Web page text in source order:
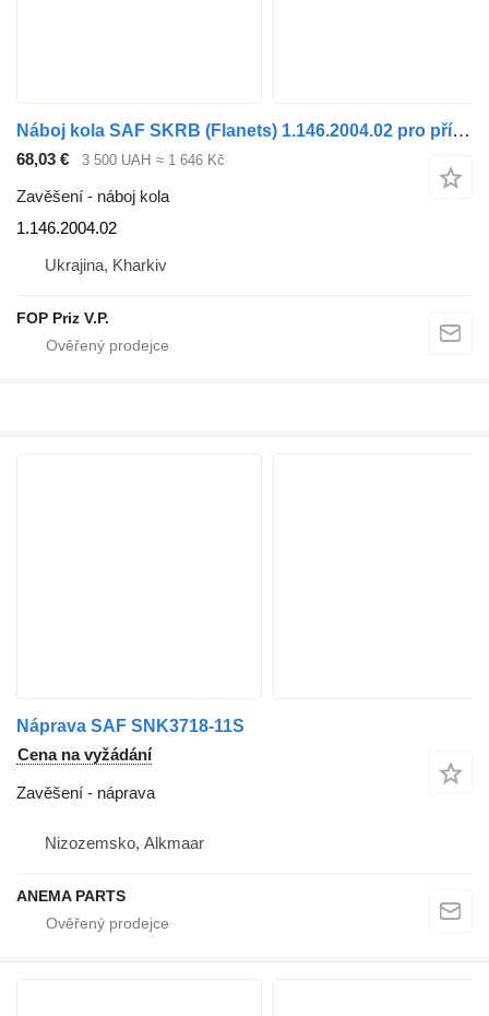
Náboj kola SAF SKRB (Flanets) 1.146.2004.02 pro přívěsy
68,03 € 3 500 UAH ≈ 1 646 Kč
Zavěšení - náboj kola
1.146.2004.02
Ukrajina, Kharkiv
FOP Priz V.P.
Náprava SAF SNK3718-11S
Cena na vyžádání
Zavěšení - náprava
Nizozemsko, Alkmaar
ANEMA PARTS